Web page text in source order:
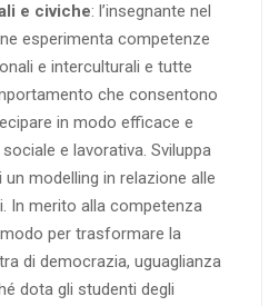
e civiche: l’insegnante nel
esperimenta competenze
e interculturali e tutte
che consentono
in modo efficace e
e lavorativa. Sviluppa
modelling in relazione alle
In merito alla competenza
per trasformare la
di democrazia, uguaglianza
dota gli studenti degli